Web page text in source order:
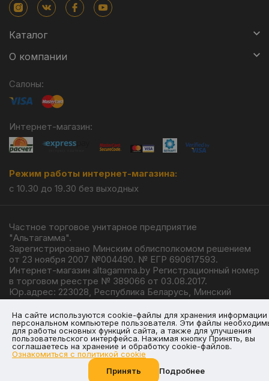
Каталог
О компании
Салоны:
Интернет-магазин:
Режим работы интернет-магазина:
с 10.30 до 19.30 без выходных
Частное торговое унитарное предприятие
"Альтагамма".
Зарегистрировано Минским облисполкомом решением
от 23 ноября 2007 №004490. № ЕГР 690617593.
Интернет-магазин altagamma.by Регистрационный номер
в торговом реестре № 389066 от 03.08.2017.
Юр.адрес: 223028, Республика Беларусь, Минский
район, г.п. Ждановичи, ул. Линейная, 4/1.
© 2026
Разработка — Giperlink.by
На сайте используются cookie-файлы для хранения информации
персональном компьютере пользователя. Эти файлы
для работы основных функций сайта, а также для улучшения
пользовательского интерфейса. Нажимая кнопку Принять, вы
соглашаетесь на хранение и обработку cookie-файлов.
Ознакомиться с политикой cookie
Принять
Подробнее